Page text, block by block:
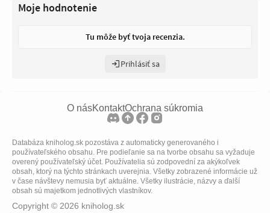
Moje hodnotenie
Tu môže byť tvoja recenzia.
Prihlásiť sa
O násKontaktOchrana súkromia
Databáza kniholog.sk pozostáva z automaticky generovaného i
používateľského obsahu. Pre podieľanie sa na tvorbe obsahu sa vyžaduje
overený používateľský účet. Používatelia sú zodpovední za akýkoľvek
obsah, ktorý na týchto stránkach uverejnia. Všetky zobrazené informácie už
v čase návštevy nemusia byť aktuálne. Všetky ilustrácie, názvy a ďalší
obsah sú majetkom jednotlivých vlastníkov.
Copyright © 2026 kniholog.sk